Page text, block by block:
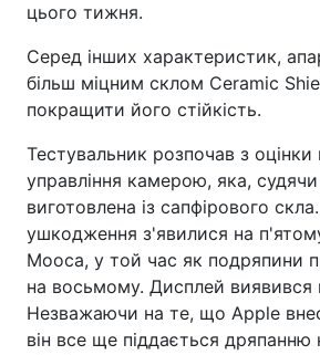
цього тижня.
Серед інших характеристик,
більш міцним склом Ceramic
покращити його стійкість.
Тестувальник розпочав з оцінки
управління камерою, яка,
виготовлена із сапфірового
ушкодження з'явилися на
Мооса, у той час як подряпини
на восьмому. Дисплей виявився
Незважаючи на те, що Apple
він все ще піддається